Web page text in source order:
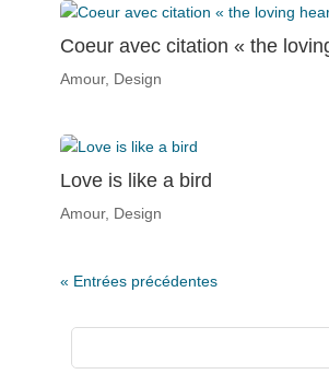
Coeur avec citation « the
Amour, Design
Love is like a bird
Amour, Design
« Entrées précédentes